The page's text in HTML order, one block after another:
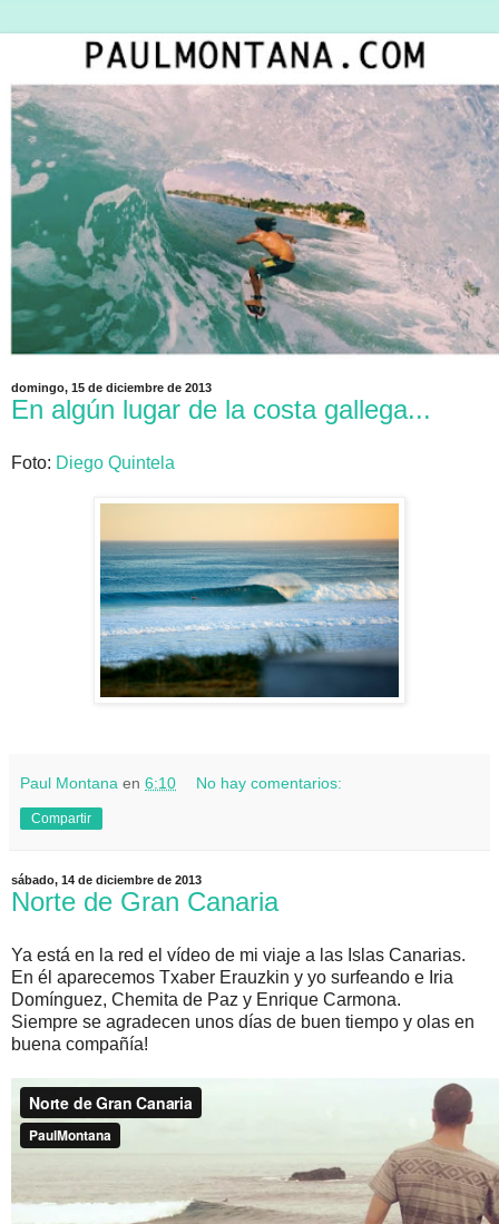
domingo, 15 de diciembre de 2013
En algún lugar de la costa gallega...
Foto: Diego Quintela
Paul Montana en 6:10 No hay comentarios:
Compartir
sábado, 14 de diciembre de 2013
Norte de Gran Canaria
Ya está en la red el vídeo de mi viaje a las Islas Canarias.
En él aparecemos Txaber Erauzkin y yo surfeando e Iria
Domínguez, Chemita de Paz y Enrique Carmona.
Siempre se agradecen unos días de buen tiempo y olas en
buena compañía!